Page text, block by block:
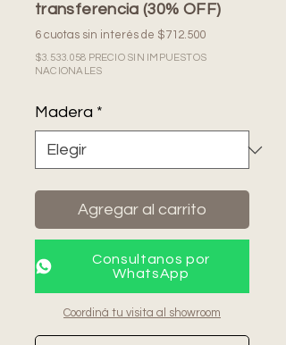
transferencia (30% OFF)
6 cuotas sin interés de $712.500
$3.533.058 PRECIO SIN IMPUESTOS
NACIONALES
Madera *
Agregar al carrito
Consultanos por
WhatsApp
Coordiná tu visita al showroom